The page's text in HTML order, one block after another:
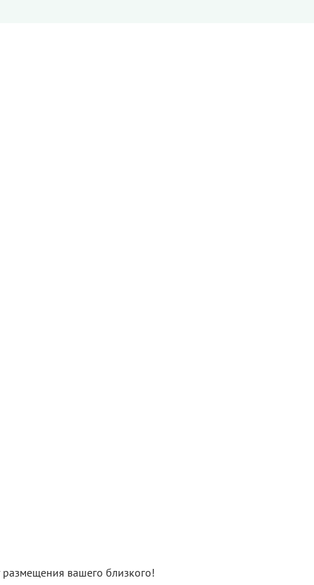
размещения вашего близкого!